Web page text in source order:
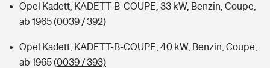
Opel Kadett, KADETT-B-COUPE, 33 kW, Benzin, Coupe,
ab 1965(0039 / 392)
Opel Kadett, KADETT-B-COUPE, 40 kW, Benzin, Coupe,
ab 1965(0039 / 393)